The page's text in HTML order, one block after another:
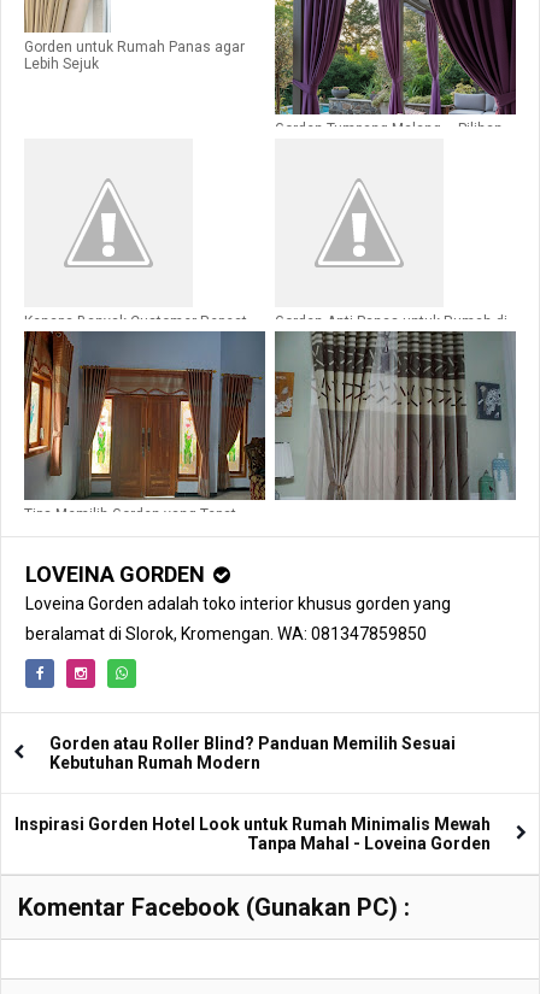
Gorden untuk Rumah Panas agar
Lebih Sejuk
Gorden Tumpang Malang – Pilihan
Kenapa Banyak Customer Repeat
Order di Loveina Gorden Malang?
Gorden Anti Panas untuk Rumah di
Malang yang Menghadap Barat
Tips Memilih Gorden yang Tepat
LOVEINA GORDEN
Loveina Gorden adalah toko interior khusus gorden yang
beralamat di Slorok, Kromengan. WA: 081347859850
Gorden atau Roller Blind? Panduan Memilih Sesuai
Kebutuhan Rumah Modern
Inspirasi Gorden Hotel Look untuk Rumah Minimalis Mewah
Tanpa Mahal - Loveina Gorden
Komentar Facebook (Gunakan PC) :